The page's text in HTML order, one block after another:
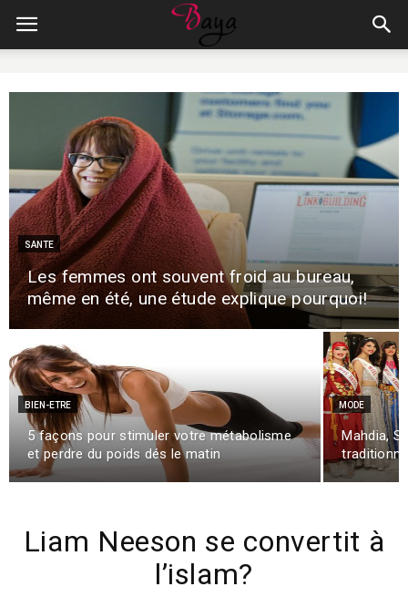
SANTE
Les femmes ont souvent froid au bureau,
même en été, une étude explique pourquoi!
BIEN-ETRE
5 façons pour stimuler votre métabolisme
et perdre du poids dés le matin
MODE
Mahdia,
Liam Neeson se convertit à
l’islam?